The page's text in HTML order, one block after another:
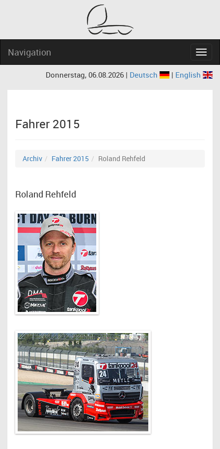
Navigation
Donnerstag, 06.08.2026 | Deutsch | English
Fahrer 2015
Archiv Fahrer 2015 Roland Rehfeld
Roland Rehfeld